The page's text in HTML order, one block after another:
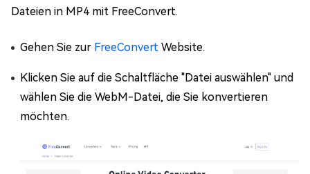
Dateien in MP4 mit FreeConvert.
Gehen Sie zur FreeConvert Website.
Klicken Sie auf die Schaltfläche "Datei auswählen" und
wählen Sie die WebM-Datei, die Sie konvertieren
möchten.